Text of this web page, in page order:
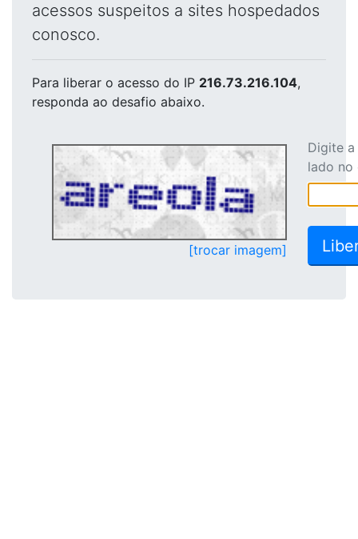
acessos suspeitos a sites hospedados
conosco.
Para liberar o acesso do IP 216.73.216.104,
responda ao desafio abaixo.
[trocar imagem]
Digite
lado no